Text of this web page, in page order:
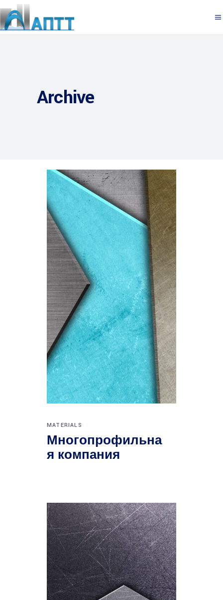
Archive
MATERIALS
Многопрофильна
я компания